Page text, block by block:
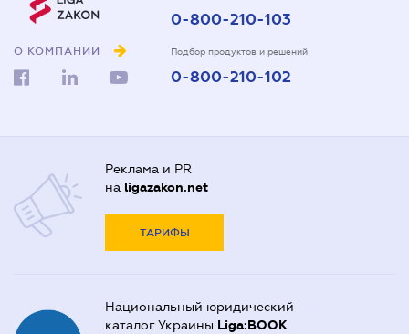
О КОМПАНИИ
0-800-210-103
Подбор продуктов и решений
0-800-210-102
Реклама и PR
на ligazakon.net
ТАРИФЫ
Национальный юридический
каталог Украины Liga:BOOK